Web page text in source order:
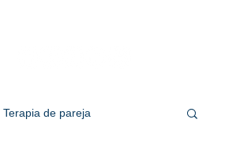
Terapia de pareja